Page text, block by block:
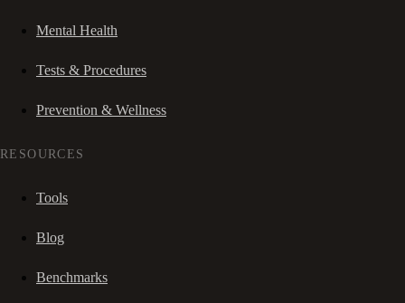
Mental Health
Tests & Procedures
Prevention & Wellness
RESOURCES
Tools
Blog
Benchmarks